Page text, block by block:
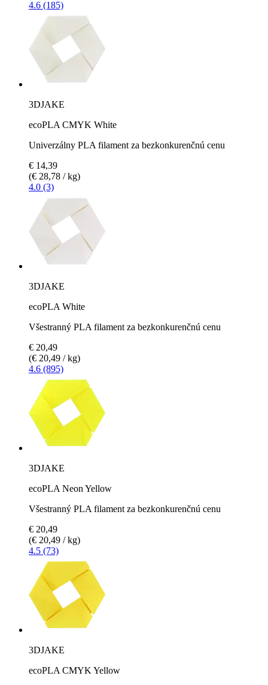
4.6 (185)
3DJAKE
ecoPLA CMYK White
Univerzálny PLA filament za bezkonkurenčnú cenu
€ 14,39
(€ 28,78 / kg)
4.0 (3)
3DJAKE
ecoPLA White
Všestranný PLA filament za bezkonkurenčnú cenu
€ 20,49
(€ 20,49 / kg)
4.6 (895)
3DJAKE
ecoPLA Neon Yellow
Všestranný PLA filament za bezkonkurenčnú cenu
€ 20,49
(€ 20,49 / kg)
4.5 (73)
3DJAKE
ecoPLA CMYK Yellow